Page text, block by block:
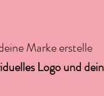
Marke erstelle
Logo und dein